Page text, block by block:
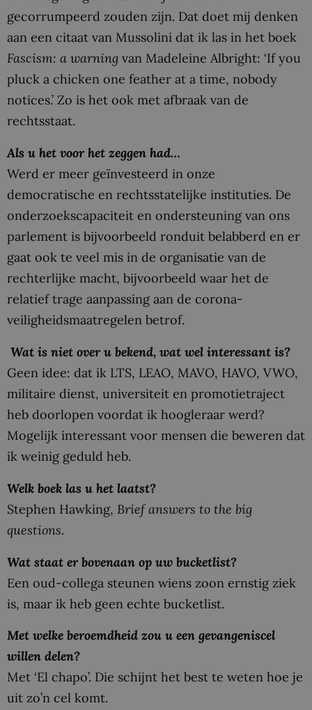
gecorrumpeerd zouden zijn. Dat doet mij denken
aan een citaat van Mussolini dat ik las in het boek
Fascism: a warning van Madeleine Albright: ‘If you
pluck a chicken one feather at a time, nobody
notices.’ Zo is het ook met afbraak van de
rechtsstaat.
Als u het voor het zeggen had…
Werd er meer geïnvesteerd in onze
democratische en rechtsstatelijke instituties. De
onderzoekscapaciteit en ondersteuning van ons
parlement is bijvoorbeeld ronduit belabberd en er
gaat ook te veel mis in de organisatie van de
rechterlijke macht, bijvoorbeeld waar het de
relatief trage aanpassing aan de corona-
veiligheidsmaatregelen betrof.
Wat is niet over u bekend, wat wel interessant is?
Geen idee: dat ik LTS, LEAO, MAVO, HAVO, VWO,
militaire dienst, universiteit en promotietraject
heb doorlopen voordat ik hoogleraar werd?
Mogelijk interessant voor mensen die beweren dat
ik weinig geduld heb.
Welk boek las u het laatst?
Stephen Hawking, Brief answers to the big
questions.
Wat staat er bovenaan op uw bucketlist?
Een oud-collega steunen wiens zoon ernstig ziek
is, maar ik heb geen echte bucketlist.
Met welke beroemdheid zou u een gevangeniscel
willen delen?
Met ‘El chapo’. Die schijnt het best te weten hoe je
uit zo’n cel komt.